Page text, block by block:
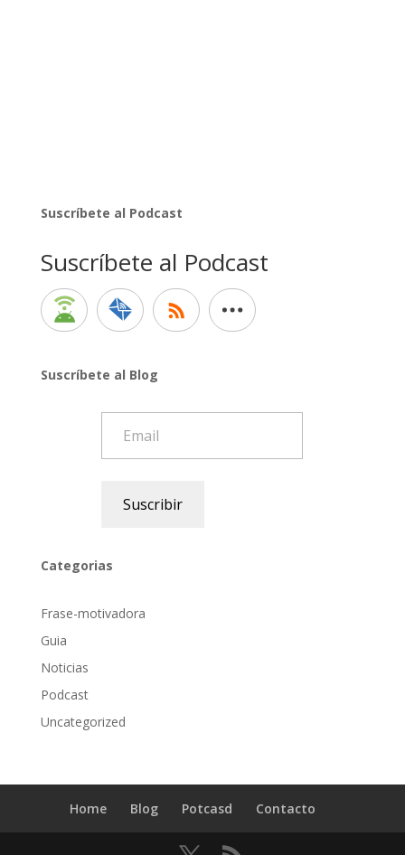
Suscríbete al Podcast
Suscríbete al Podcast
Suscríbete al Blog
Suscribir
Categorias
Frase-motivadora
Guia
Noticias
Podcast
Uncategorized
Home Blog Potcasd Contacto